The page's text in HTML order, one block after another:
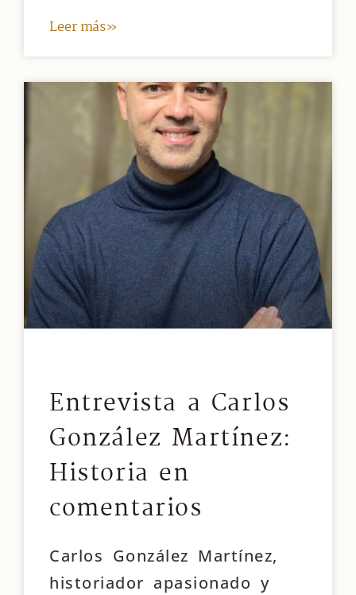
Leer más»
Entrevista a Carlos
González Martínez:
Historia en
comentarios
Carlos González Martínez,
historiador apasionado y